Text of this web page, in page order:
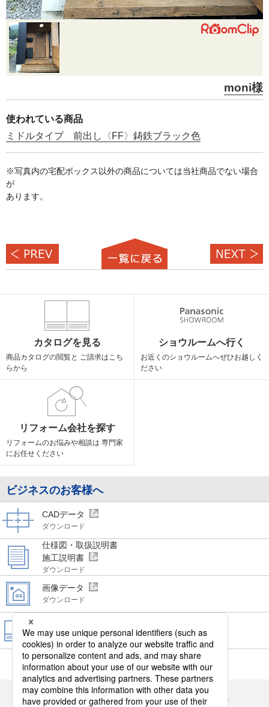
moni様
使われている商品
ミドルタイプ 前出し〈FF〉鋳鉄ブラック色
※写真内の宅配ボックス以外の商品については当社商品でない場合
が
あります。
カタログを見る
商品カタログの閲覧と ご請求はこち
らから
ショウルームへ行く
お近くのショウルームへぜひお越しく
ださい
リフォーム会社を探す
リフォームのお悩みや相談は 専門家
にお任せください
ビジネスのお客様へ
CADデータ
ダウンロード
仕様図・取扱説明書
施工説明書
ダウンロード
画像データ
ダウンロード
ビジネス向けカタログ
閲覧・請求
Panasonicの住まい・くらし SNSアカウント